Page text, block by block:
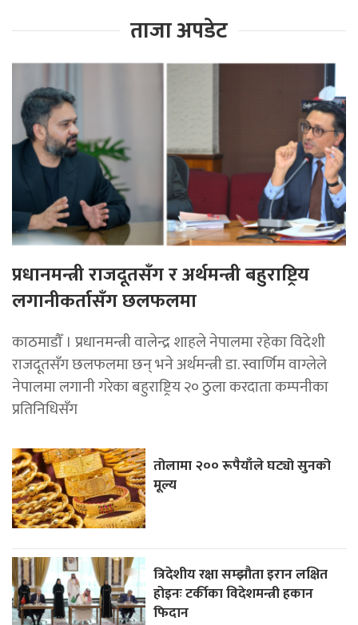
ताजा अपडेट
प्रधानमन्त्री राजदूतसँग र अर्थमन्त्री बहुराष्ट्रिय
लगानीकर्तासँग छलफलमा
काठमाडौँ । प्रधानमन्त्री वालेन्द्र शाहले नेपालमा रहेका विदेशी
राजदूतसँग छलफलमा छन् भने अर्थमन्त्री डा. स्वार्णिम वाग्लेले
नेपालमा लगानी गरेका बहुराष्ट्रिय २० ठुला करदाता कम्पनीका
प्रतिनिधिसँग
तोलामा २०० रूपैयाँले घट्यो सुनको
मूल्य
त्रिदेशीय रक्षा सम्झौता इरान लक्षित
होइनः टर्कीका विदेशमन्त्री हकान
फिदान